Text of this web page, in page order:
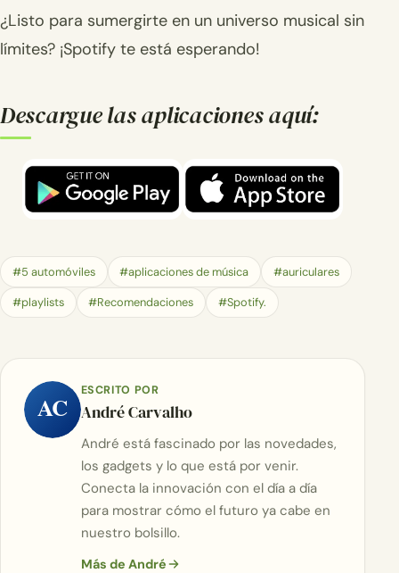
¿Listo para sumergirte en un universo musical sin
límites? ¡Spotify te está esperando!
Descargue las aplicaciones aquí:
#5 automóviles #aplicaciones de música #auriculares
#playlists #Recomendaciones #Spotify.
AC
ESCRITO POR
André Carvalho
André está fascinado por las novedades,
los gadgets y lo que está por venir.
Conecta la innovación con el día a día
para mostrar cómo el futuro ya cabe en
nuestro bolsillo.
Más de André